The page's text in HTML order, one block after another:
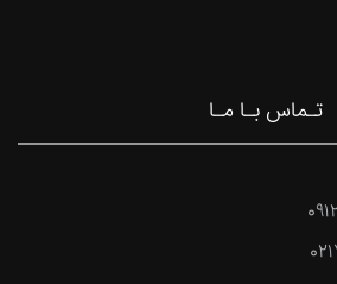
تـماس بـا مـا